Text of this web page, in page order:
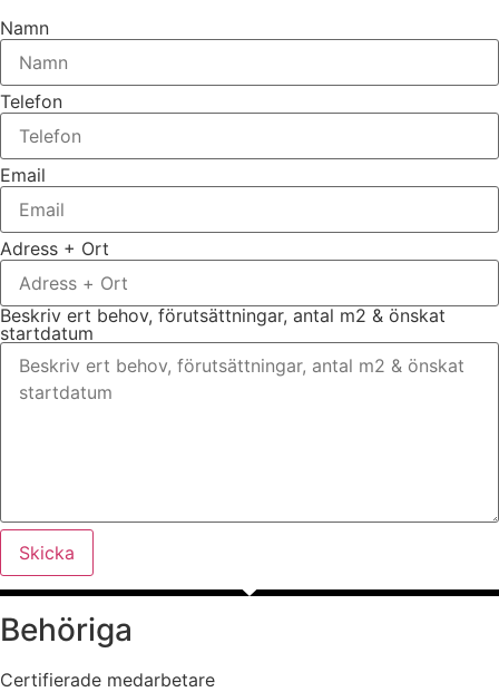
Namn
Telefon
Email
Adress + Ort
Beskriv ert behov, förutsättningar, antal m2 & önskat
startdatum
Skicka
Behöriga
Certifierade medarbetare